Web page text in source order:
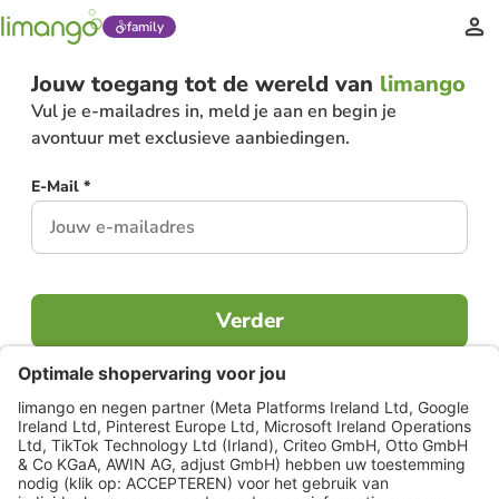
family
Jouw toegang tot de wereld van limango
Vul je e-mailadres in, meld je aan en begin je
avontuur met exclusieve aanbiedingen.
E-Mail *
Verder
Al lid?Inloggen